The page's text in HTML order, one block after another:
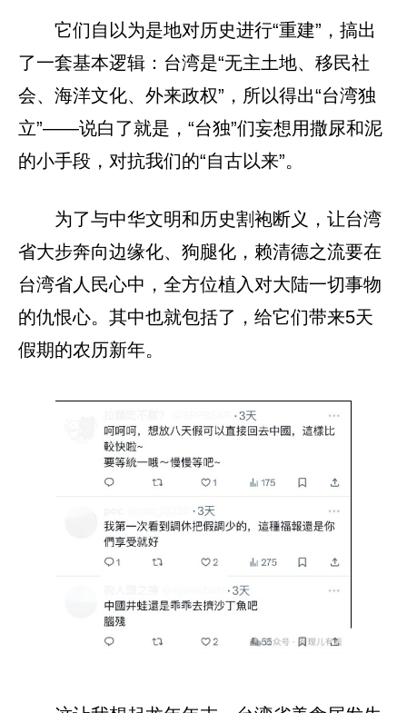
它们自以为是地对历史进行“重建”，搞出
了一套基本逻辑：台湾是“无主土地、移民社
会、海洋文化、外来政权”，所以得出“台湾独
立”——说白了就是，“台独”们妄想用撒尿和泥
的小手段，对抗我们的“自古以来”。
为了与中华文明和历史割袍断义，让台湾
省大步奔向边缘化、狗腿化，赖清德之流要在
台湾省人民心中，全方位植入对大陆一切事物
的仇恨心。其中也就包括了，给它们带来5天
假期的农历新年。